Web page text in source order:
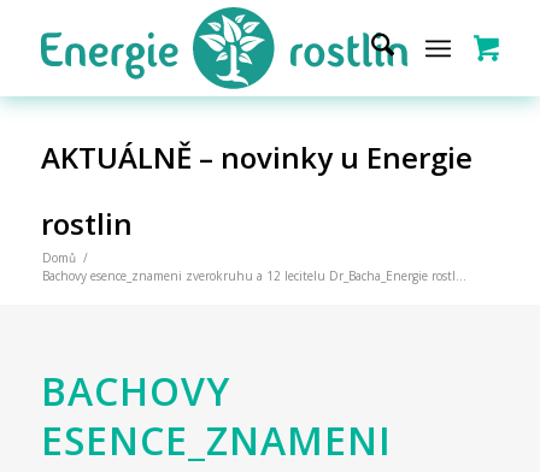
AKTUÁLNĚ – novinky u Energie
rostlin
Domů /
Bachovy esence_znameni zverokruhu a 12 lecitelu Dr_Bacha_Energie rostl...
BACHOVY
ESENCE_ZNAMENI